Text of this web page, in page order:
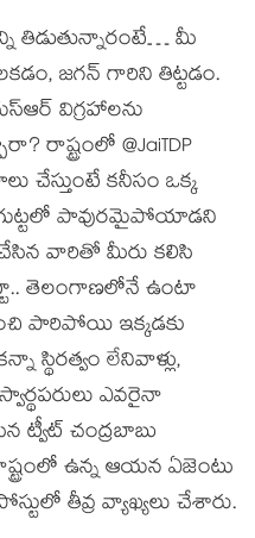
తిడుతున్నారంటే… మీ
జగన్‌ గారిని తిట్టడం.
విగ్రహాలను
రాష్ట్రంలో @JaiTDP
చేస్తుంటే కనీసం ఒక్క
పావురమైపోయాడని
వారితో మీరు కలిసి
తెలంగాణలోనే ఉంటా
పారిపోయి ఇక్కడకు
స్థిరత్వం లేనివాళ్లు,
ఎవరైనా
ట్వీట్‌ చంద్రబాబు
ఉన్న ఆయన ఏజెంటు
తీవ్ర వ్యాఖ్యలు చేశారు.